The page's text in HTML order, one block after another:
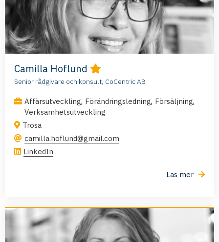
Camilla Hoflund
Senior rådgivare och konsult, CoCentric AB
Affärsutveckling, Förändringsledning, Försäljning,
Verksamhetsutveckling
Trosa
camilla.hoflund@gmail.com
LinkedIn
Läs mer